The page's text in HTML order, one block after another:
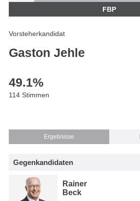
FBP
Vorsteherkandidat
Gaston Jehle
49.1%
114 Stimmen
Ergebnisse
Gegenkandidaten
Rainer
Beck